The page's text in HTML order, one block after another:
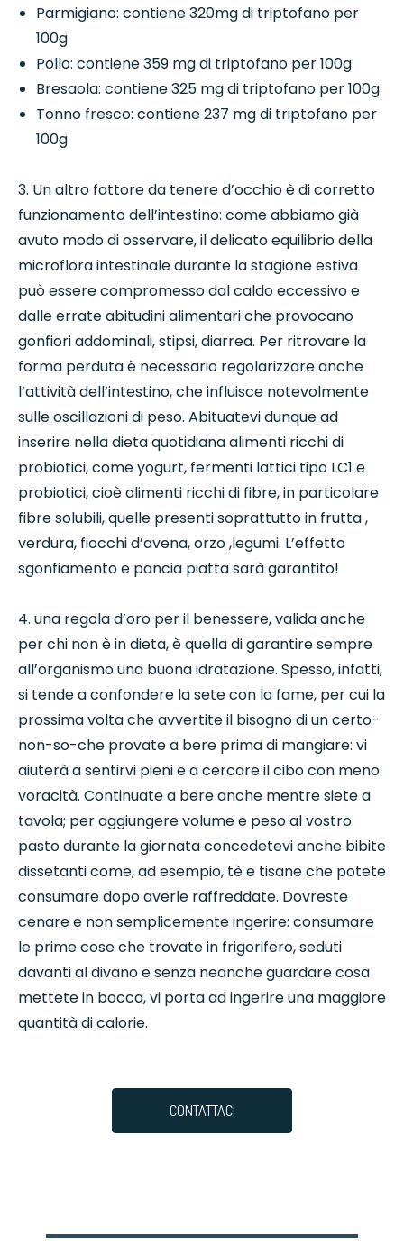
Parmigiano: contiene 320mg di triptofano per
100g
Pollo: contiene 359 mg di triptofano per 100g
Bresaola: contiene 325 mg di triptofano per 100g
Tonno fresco: contiene 237 mg di triptofano per
100g
3. Un altro fattore da tenere d’occhio è di corretto
funzionamento dell’intestino: come abbiamo già
avuto modo di osservare, il delicato equilibrio della
microflora intestinale durante la stagione estiva
può essere compromesso dal caldo eccessivo e
dalle errate abitudini alimentari che provocano
gonfiori addominali, stipsi, diarrea. Per ritrovare la
forma perduta è necessario regolarizzare anche
l’attività dell’intestino, che influisce notevolmente
sulle oscillazioni di peso. Abituatevi dunque ad
inserire nella dieta quotidiana alimenti ricchi di
probiotici, come yogurt, fermenti lattici tipo LC1 e
probiotici, cioè alimenti ricchi di fibre, in particolare
fibre solubili, quelle presenti soprattutto in frutta ,
verdura, fiocchi d’avena, orzo ,legumi. L’effetto
sgonfiamento e pancia piatta sarà garantito!
4. una regola d’oro per il benessere, valida anche
per chi non è in dieta, è quella di garantire sempre
all’organismo una buona idratazione. Spesso, infatti,
si tende a confondere la sete con la fame, per cui la
prossima volta che avvertite il bisogno di un certo-
non-so-che provate a bere prima di mangiare: vi
aiuterà a sentirvi pieni e a cercare il cibo con meno
voracità. Continuate a bere anche mentre siete a
tavola; per aggiungere volume e peso al vostro
pasto durante la giornata concedetevi anche bibite
dissetanti come, ad esempio, tè e tisane che potete
consumare dopo averle raffreddate. Dovreste
cenare e non semplicemente ingerire: consumare
le prime cose che trovate in frigorifero, seduti
davanti al divano e senza neanche guardare cosa
mettete in bocca, vi porta ad ingerire una maggiore
quantità di calorie.
CONTATTACI